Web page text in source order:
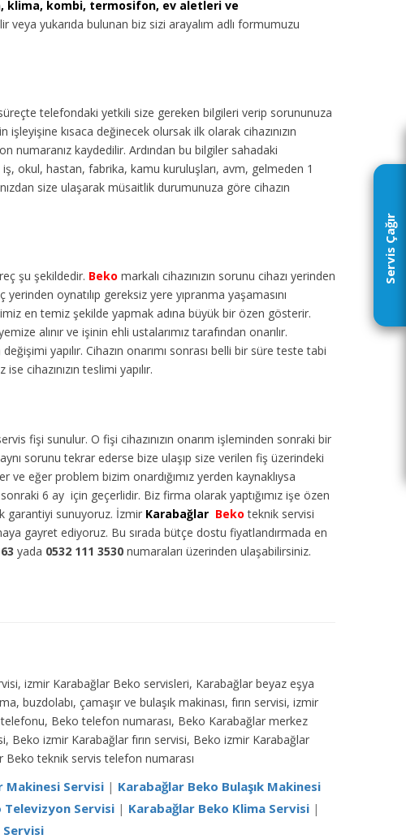
Servis Çağır
klima, kombi, termosifon, ev aletleri ve
yukarıda bulunan biz sizi arayalım adlı formumuzu
telefondaki yetkili size gereken bilgileri verip sorununuza
kısaca değinecek olursak ilk olarak cihazınızın
numaranız kaydedilir. Ardından bu bilgiler sahadaki
okul, hastan, fabrika, kamu kuruluşları, avm, gelmeden 1
size ulaşarak müsaitlik durumunuza göre cihazın
şu şekildedir. Beko markalı cihazınızın sorunu cihazı yerinden
oynatılıp gereksiz yere yıpranma yaşamasını
en temiz şekilde yapmak adına büyük bir özen gösterir.
alınır ve işinin ehli ustalarımız tarafından onarılır.
yapılır. Cihazın onarımı sonrası belli bir süre teste tabi
cihazınızın teslimi yapılır.
fişi sunulur. O fişi cihazınızın onarım işleminden sonraki bir
sorunu tekrar ederse bize ulaşıp size verilen fiş üzerindeki
ve eğer problem bizim onardığımız yerden kaynaklıysa
sonraki 6 ay için geçerlidir. Biz firma olarak yaptığımız işe özen
garantiyi sunuyoruz. İzmir Karabağlar Bekoteknik servisi
gayret ediyoruz. Bu sırada bütçe dostu fiyatlandırmada en
yada 0532 111 3530 numaraları üzerinden ulaşabilirsiniz.
izmir Karabağlar Beko servisleri, Karabağlar beyaz eşya
buzdolabı, çamaşır ve bulaşık makinası, fırın servisi, izmir
Beko telefon numarası, Beko Karabağlar merkez
Beko izmir Karabağlar fırın servisi, Beko izmir Karabağlar
Beko teknik servis telefon numarası
Makinesi Servisi | Karabağlar Beko Bulaşık Makinesi
Televizyon Servisi | Karabağlar Beko Klima Servisi |
Servisi